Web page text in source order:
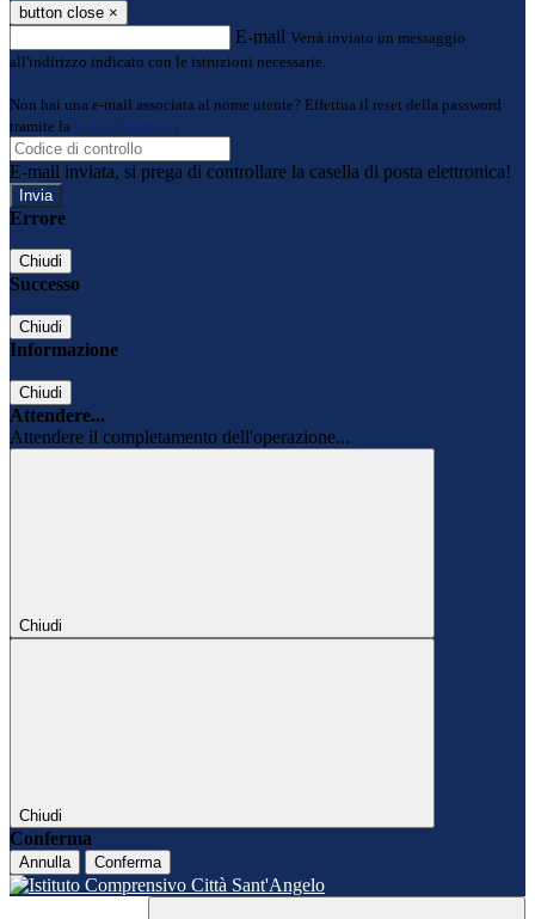
button close ×
E-mail Verrà inviato un messaggio
all'indirizzo indicato con le istruzioni necessarie.
Non hai una e-mail associata al nome utente? Effettua il reset della password
tramite la
Login Spaggiari
E-mail inviata, si prega di controllare la casella di posta elettronica!
Errore
Chiudi
Successo
Chiudi
Informazione
Chiudi
Attendere...
Attendere il completamento dell'operazione...
Chiudi
Chiudi
Conferma
Annulla Conferma